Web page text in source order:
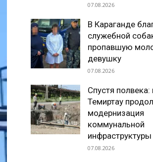
07.08.2026
В Караганде
служебной
пропавшую
девушку
07.08.2026
Спустя полвека:
Темиртау
модернизация
коммунальной
инфраструктуры
07.08.2026